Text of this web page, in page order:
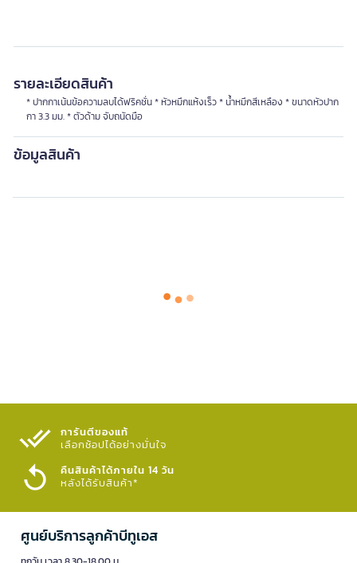
รายละเอียดสินค้า
* ปากกาเน้นข้อความลบได้ฟริคชั่น * หัวหมึกแห้งเร็ว * น้ำหมึกสีเหลือง * ขนาดหัวปาก
กา 3.3 มม. * ตัวด้าม จับถนัดมือ
ข้อมูลสินค้า
การันตีของแท้
เลือกช้อปได้อย่างมั่นใจ​
คืนสินค้าได้ภายใน 14 วัน
หลังได้รับสินค้า*
ศูนย์บริการลูกค้าบีทูเอส